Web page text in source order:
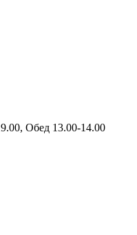
Обед 13.00-14.00